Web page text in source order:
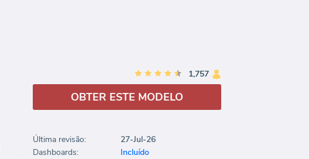
1,757
OBTER ESTE MODELO
Última revisão:
27-Jul-26
Dashboards:
Incluído